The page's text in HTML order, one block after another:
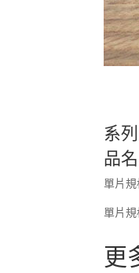
系
品
單片
單片
更